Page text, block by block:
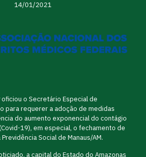
14/01/2021
oficiou o Secretário Especial de
para requerer a adoção de medidas
do aumento exponencial do contágio
19), em especial, o fechamento de
Social de Manaus/AM.
a capital do Estado do Amazonas